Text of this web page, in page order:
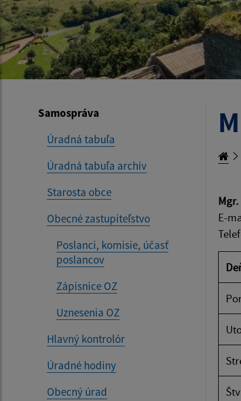
Samospráva
Úradná tabuľa
Úradná tabuľa archív
Starosta obce
Obecné zastupiteľstvo
Poslanci, komisie, účasť
poslancov
Zápisnice OZ
Uznesenia OZ
Hlavný kontrolór
Úradné hodiny
Obecný úrad
E-